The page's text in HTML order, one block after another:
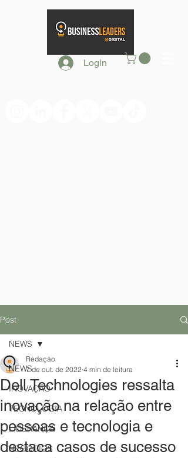
Login
Post
NEWS
INOVAÇÃO
TECNOLOGIA
LIDERANÇA
NEGÓCIOS
NEWS
Dell Technologies ressalta
inovação na relação entre
pessoas e tecnologia e
destaca casos de sucesso
Redação
7 de out. de 2022 4 min de leitura